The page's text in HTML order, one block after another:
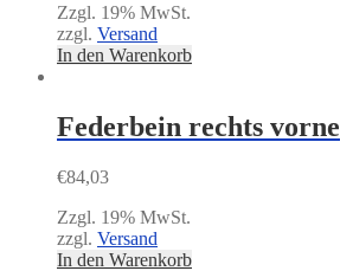
Zzgl. 19% MwSt.
zzgl. Versand
In den Warenkorb
Federbein rechts vorne
€84,03
Zzgl. 19% MwSt.
zzgl. Versand
In den Warenkorb